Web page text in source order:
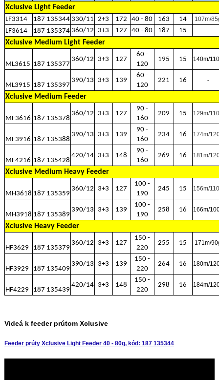
Xclusive Light Feeder
LF3314 187 135344 330/11 2+3 172 40 - 80 163 14 107m/
LF3614 187 135374 360/12 3+3 127 40 - 80 187 15 -
Xclusive Medium Light Feeder
ML3615 187 135377
360/12 3+3 127
60 -
120
195 15 140m/
ML3915 187 135397
390/13 3+3 139
60 -
120
221 16 -
Xclusive Medium Feeder
MF3616 187 135378
360/12 3+3 127
90 -
160
209 15 129m/
MF3916 187 135388
390/13 3+3 139
90 -
160
234 16 174m/
MF4216 187 135428
420/14 3+3 148
90 -
160
269 16 181m/
Xclusive Medium Heavy Feeder
MH3618 187 135359
360/12 3+3 127
100 -
190
245 15 156m/
MH3918 187 135389
390/13 3+3 139
100 -
190
258 16 166m/
Xclusive Heavy Feeder
HF3629 187 135379
360/12 3+3 127
150 -
220
255 15 171m/
HF3929 187 135409
390/13 3+3 139
150 -
220
264 16 180m/
HF4229 187 135439
420/14 3+3 148
150 -
220
298 16 184m/
Videá k feeder prútom Xclusive
Feeder prúty Xclusive Light Feeder 40 - 80g, kód: 187 135344